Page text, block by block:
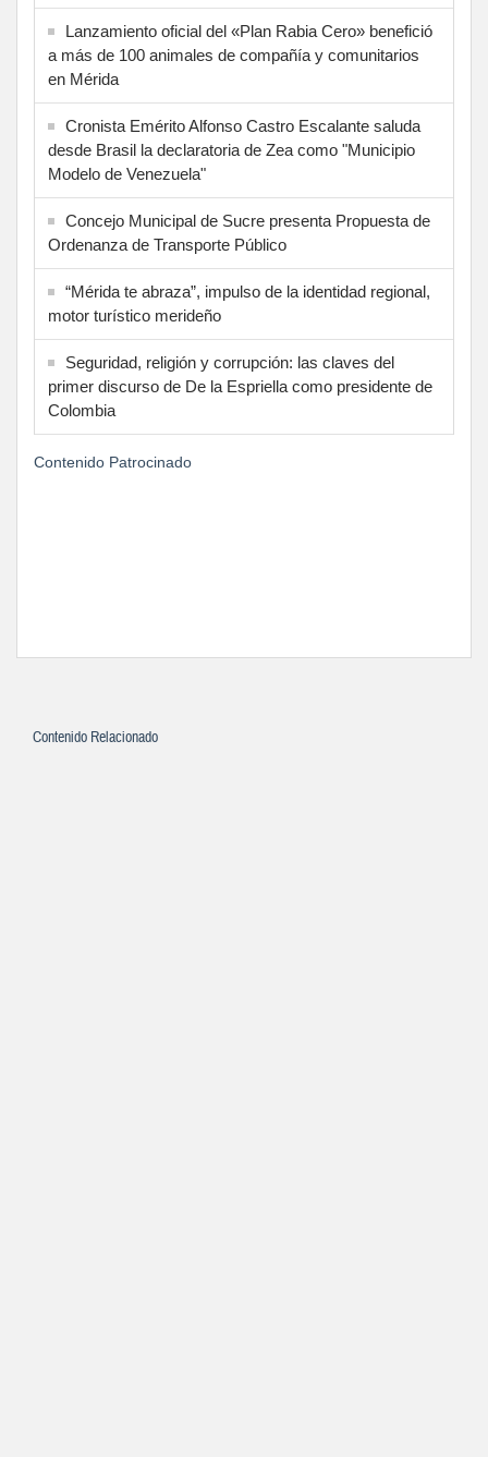
Lanzamiento oficial del «Plan Rabia Cero» benefició
a más de 100 animales de compañía y comunitarios
en Mérida
Cronista Emérito Alfonso Castro Escalante saluda
desde Brasil la declaratoria de Zea como "Municipio
Modelo de Venezuela"
Concejo Municipal de Sucre presenta Propuesta de
Ordenanza de Transporte Público
“Mérida te abraza”, impulso de la identidad regional,
motor turístico merideño
Seguridad, religión y corrupción: las claves del
primer discurso de De la Espriella como presidente de
Colombia
Contenido Patrocinado
Contenido Relacionado